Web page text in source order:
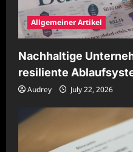
Allgemeiner Artikel
Nachhaltige
resiliente
Audrey July 22, 2026